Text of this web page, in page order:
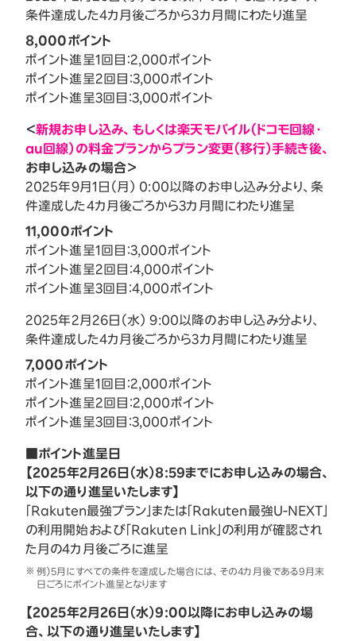
条件達成した4カ月後ごろから3カ月間にわたり進呈
8,000ポイント
ポイント進呈1回目：2,000ポイント
ポイント進呈2回目：3,000ポイント
ポイント進呈3回目：3,000ポイント
＜新規お申し込み、もしくは楽天モバイル（ドコモ回線・
au回線）の料金プランからプラン変更（移行）手続き後、
お申し込みの場合＞
2025年9月1日（月） 0:00以降のお申し込み分より、条
件達成した4カ月後ごろから3カ月間にわたり進呈
11,000ポイント
ポイント進呈1回目：3,000ポイント
ポイント進呈2回目：4,000ポイント
ポイント進呈3回目：4,000ポイント
2025年2月26日（水） 9:00以降のお申し込み分より、
条件達成した4カ月後ごろから3カ月間にわたり進呈
7,000ポイント
ポイント進呈1回目：2,000ポイント
ポイント進呈2回目：2,000ポイント
ポイント進呈3回目：3,000ポイント
■ポイント進呈日
【2025年2月26日（水）8:59までにお申し込みの場合、
以下の通り進呈いたします】
「Rakuten最強プラン」または「Rakuten最強U-NEXT」
の利用開始および「Rakuten Link」の利用が確認され
た月の4カ月後ごろに進呈
例）5月にすべての条件を達成した場合には、その4カ月後である9月末
日ごろにポイント進呈となります
【2025年2月26日（水）9:00以降にお申し込みの場
合、以下の通り進呈いたします】